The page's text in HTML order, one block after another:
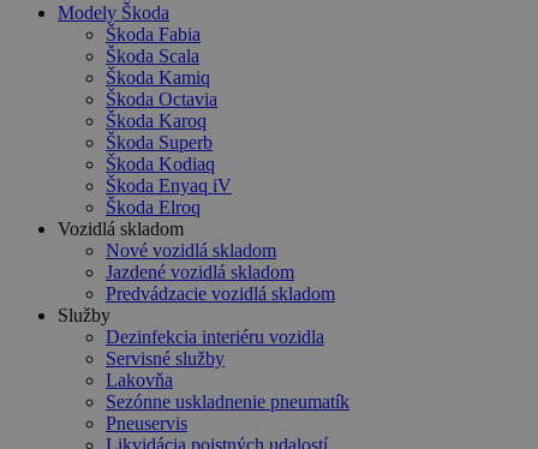
search
Menu
Modely Škoda
Škoda Fabia
Škoda Scala
Škoda Kamiq
Škoda Octavia
Škoda Karoq
Škoda Superb
Škoda Kodiaq
Škoda Enyaq iV
Škoda Elroq
Vozidlá skladom
Nové vozidlá skladom
Jazdené vozidlá skladom
Predvádzacie vozidlá skladom
Služby
Dezinfekcia interiéru vozidla
Servisné služby
Lakovňa
Sezónne uskladnenie pneumatík
Pneuservis
Likvidácia poistných udalostí